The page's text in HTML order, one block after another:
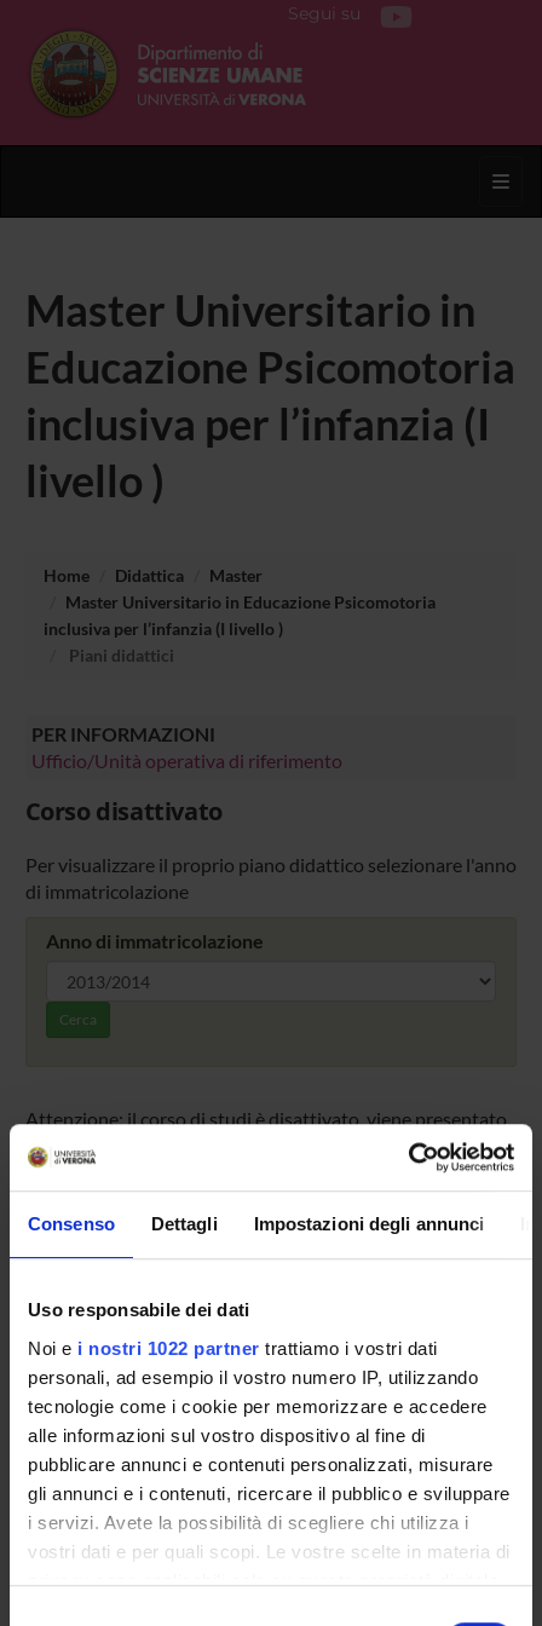
Consenso Dettagli Impostazioni degli annunci
Uso responsabile dei dati
Noi e i nostri 1022 partner trattiamo i vostri dati
personali, ad esempio il vostro numero IP, utilizzando
tecnologie come i cookie per memorizzare e accedere
alle informazioni sul vostro dispositivo al fine di
pubblicare annunci e contenuti personalizzati, misurare
gli annunci e i contenuti, ricercare il pubblico e sviluppare
i servizi. Avete la possibilità di scegliere chi utilizza i
vostri dati e per quali scopi. Le vostre scelte in materia di
privacy sono applicabili solo su questa proprietà digitale
Segui su
Master Universitario in
Educazione Psicomotoria
inclusiva per l’infanzia (I
livello )
Home Didattica
Master
Master Universitario in Educazione Psicomotoria
inclusiva per l’infanzia (I livello )
Piani didattici
PER INFORMAZIONI
Ufficio/Unità operativa di riferimento
Corso disattivato
Per visualizzare il proprio piano didattico selezionare l'anno
di immatricolazione
Anno di immatricolazione
Cerca
Attenzione: il corso di studi è disattivato, viene presentato
di seguito l'ultimo piano didattico approvato
Documenti
Presentazione
Come iscriversi e Requisiti di ammissione
Piani didattici
Insegnamenti
Bacheca avvisi